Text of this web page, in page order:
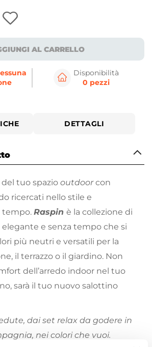
AL CARRELLO
Disponibilità
0 pezzi
DETTAGLI
del tuo spazio outdoorcon
ricercati nello stile e
tempo. Raspin è la collezione di
e senza tempo che si
più neutri e versatili per la
il terrazzo o il giardino. Non
dell’arredo indoor nel tuo
sarà il tuo nuovo salottino
dai set relax da godere in
nei colori che vuoi.